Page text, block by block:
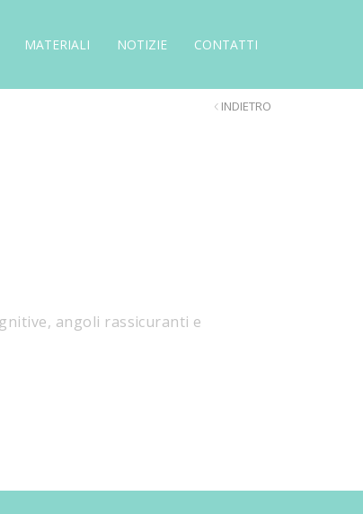
MATERIALI NOTIZIE CONTATTI
INDIETRO
angoli rassicuranti e